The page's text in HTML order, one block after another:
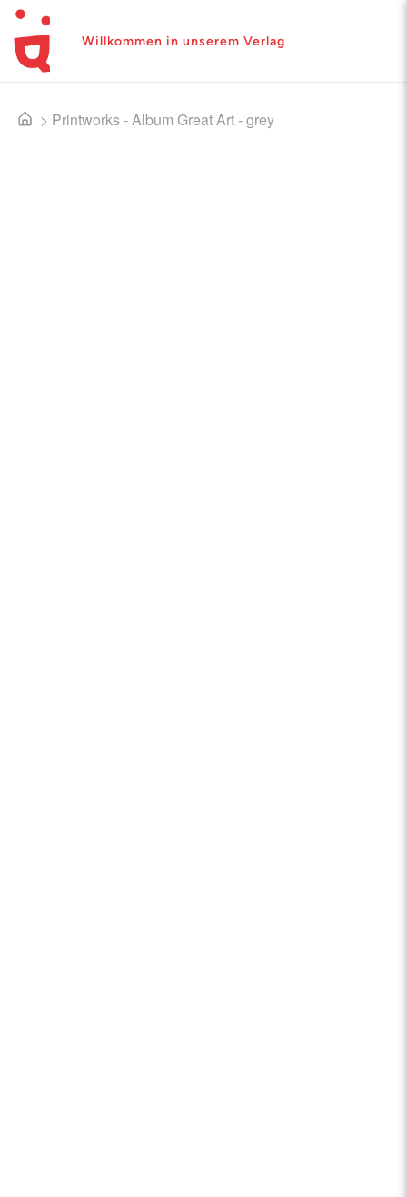
Willkommen in unserem Verlag
> Printworks - Album Great Art - grey